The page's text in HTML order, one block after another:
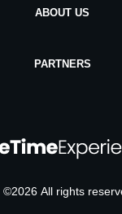
ABOUT US
PARTNERS
©2026 All rights